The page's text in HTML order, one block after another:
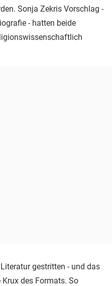
Sonja Zekris Vorschlag -
- hatten beide
gestritten - und das
des Formats. So